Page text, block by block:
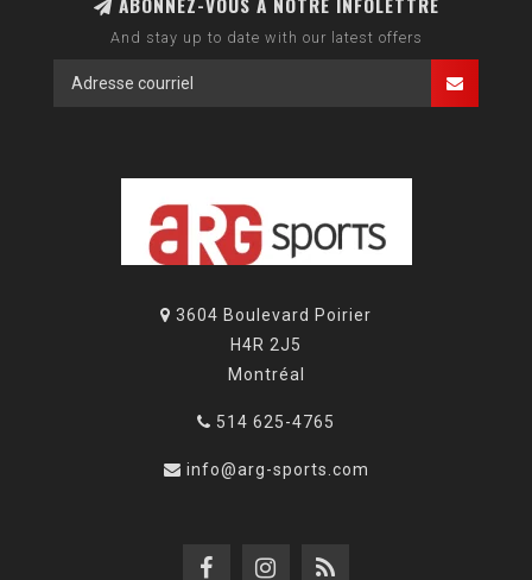
And stay up to date with our latest offers
3604 Boulevard Poirier
H4R 2J5
Montréal
514 625-4765
info@arg-sports.com